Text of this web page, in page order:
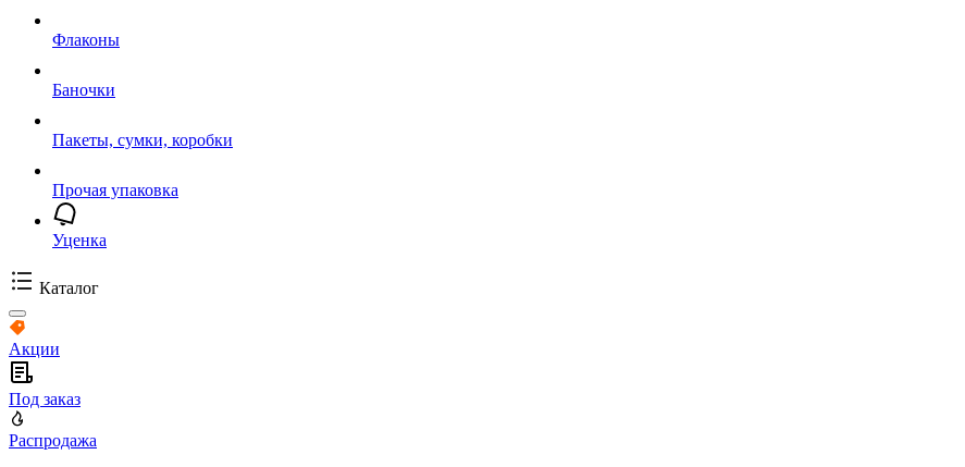
Флаконы
Баночки
Пакеты, сумки, коробки
Прочая упаковка
Уценка
Каталог
Акции
Под заказ
Распродажа